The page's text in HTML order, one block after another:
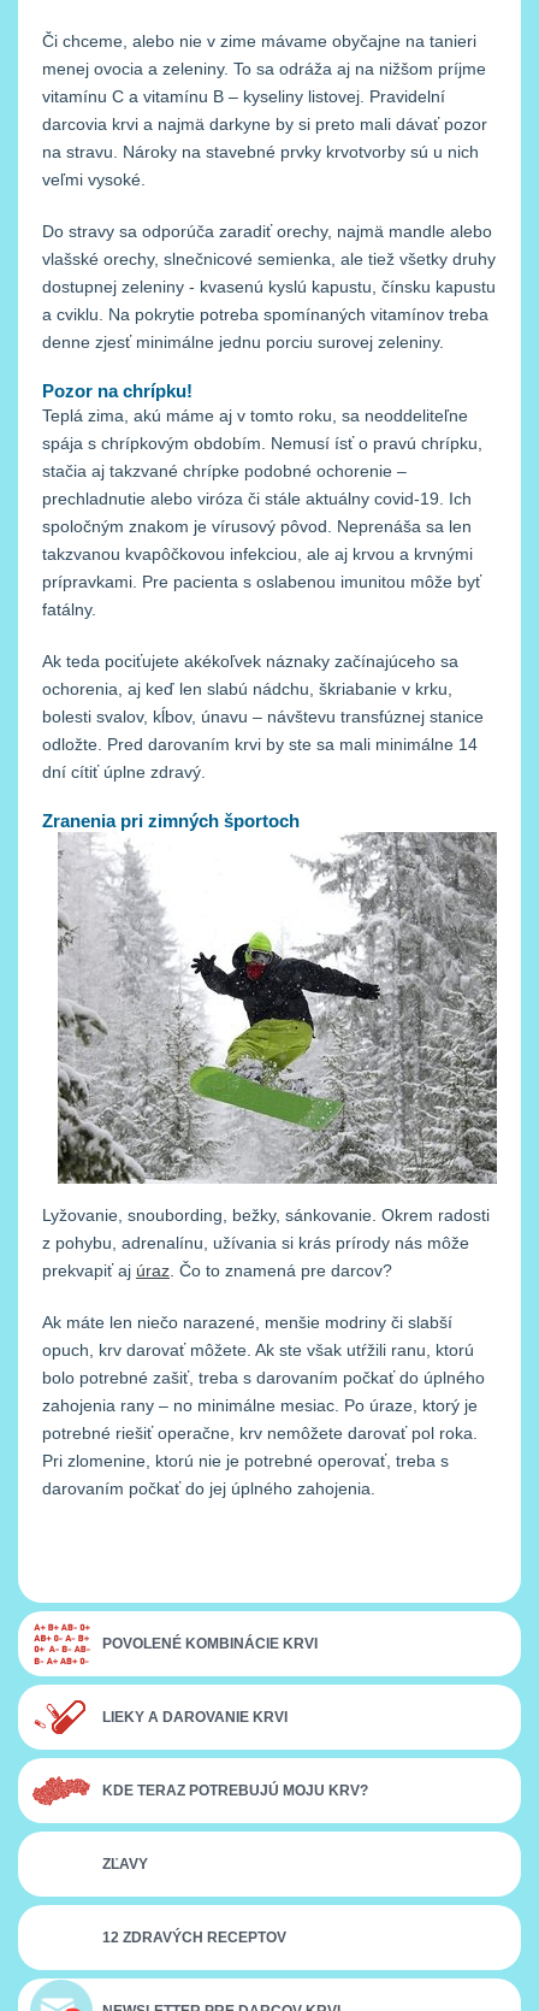
Či chceme, alebo nie v zime mávame obyčajne na tanieri
menej ovocia a zeleniny. To sa odráža aj na nižšom príjme
vitamínu C a vitamínu B – kyseliny listovej. Pravidelní
darcovia krvi a najmä darkyne by si preto mali dávať pozor
na stravu. Nároky na stavebné prvky krvotvorby sú u nich
veľmi vysoké.
Do stravy sa odporúča zaradiť orechy, najmä mandle alebo
vlašské orechy, slnečnicové semienka, ale tiež všetky druhy
dostupnej zeleniny - kvasenú kyslú kapustu, čínsku kapustu
a cviklu. Na pokrytie potreba spomínaných vitamínov treba
denne zjesť minimálne jednu porciu surovej zeleniny.
Pozor na chrípku!
Teplá zima, akú máme aj v tomto roku, sa neoddeliteľne
spája s chrípkovým obdobím. Nemusí ísť o pravú chrípku,
stačia aj takzvané chrípke podobné ochorenie –
prechladnutie alebo viróza či stále aktuálny covid-19. Ich
spoločným znakom je vírusový pôvod. Neprenáša sa len
takzvanou kvapôčkovou infekciou, ale aj krvou a krvnými
prípravkami. Pre pacienta s oslabenou imunitou môže byť
fatálny.
Ak teda pociťujete akékoľvek náznaky začínajúceho sa
ochorenia, aj keď len slabú nádchu, škriabanie v krku,
bolesti svalov, kĺbov, únavu – návštevu transfúznej stanice
odložte. Pred darovaním krvi by ste sa mali minimálne 14
dní cítiť úplne zdravý.
Zranenia pri zimných športoch
Lyžovanie, snoubording, bežky, sánkovanie. Okrem radosti
z pohybu, adrenalínu, užívania si krás prírody nás môže
prekvapiť aj úraz . Čo to znamená pre darcov?
Ak máte len niečo narazené, menšie modriny či slabší
opuch, krv darovať môžete. Ak ste však utŕžili ranu, ktorú
bolo potrebné zašiť, treba s darovaním počkať do úplného
zahojenia rany – no minimálne mesiac. Po úraze, ktorý je
potrebné riešiť operačne, krv nemôžete darovať pol roka.
Pri zlomenine, ktorú nie je potrebné operovať, treba s
darovaním počkať do jej úplného zahojenia.
POVOLENÉ KOMBINÁCIE KRVI
LIEKY A DAROVANIE KRVI
KDE TERAZ POTREBUJÚ MOJU KRV?
ZĽAVY
12 ZDRAVÝCH RECEPTOV